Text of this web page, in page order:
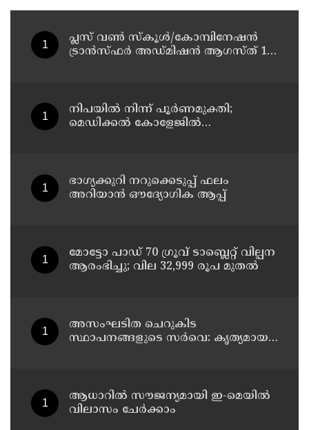
പ്ലസ് വൺ സ്‌കൂൾ/കോമ്പിനേഷൻ
ട്രാൻസ്ഫർ അഡ്മിഷൻ ആഗസ്ത് 10,
നിപയിൽ നിന്ന് പൂർണമുക്തി;
മെഡിക്കൽ കോളേജിൽ
ഭാഗ്യക്കുറി നറുക്കെടുപ്പ് ഫലം
അറിയാൻ ഔദ്യോഗിക ആപ്പ്
മോട്ടോ പാഡ് 70 ഗ്രൂവ് ടാബ്ലെറ്റ് വില്പന
ആരംഭിച്ചു; വില 32,999 രൂപ മുതൽ
അസംഘടിത ചെറുകിട
സ്ഥാപനങ്ങളുടെ സർവെ: കൃത്യമായ
ആധാറിൽ സൗജന്യമായി ഇ-മെയിൽ
വിലാസം ചേർക്കാം